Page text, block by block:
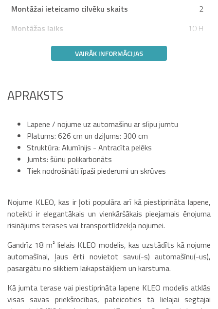
Montāžai ieteicamo cilvēku skaits
2
Montāžas laiks
10 H
VAIRĀK INFORMĀCIJAS
APRAKSTS
Lapene / nojume uz automašīnu ar slīpu jumtu
Platums: 626 cm un dziļums: 300 cm
Struktūra: Alumīnijs - Antracīta pelēks
Jumts: šūnu polikarbonāts
Tiek nodrošināti īpaši piederumi un skrūves
Nojume KLEO, kas ir ļoti populāra arī kā piestiprināta lapene,
noteikti ir elegantākais un vienkāršākais pieejamais ēnojuma
risinājums terases vai transportlīdzekļa nojumei.
Gandrīz 18 m² lielais KLEO modelis, kas uzstādīts kā nojume
automašīnai, ļaus ērti novietot savu(-s) automašīnu(-us),
pasargātu no sliktiem laikapstākļiem un karstuma.
Kā jumta terase vai piestiprināta lapene KLEO modelis atklās
visas savas priekšrocības, pateicoties tā lielajai segtajai